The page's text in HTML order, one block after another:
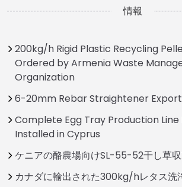
情報
200kg/h Rigid Plastic Recycling
Ordered by Armenia Waste
Organization
6-20mm Rebar Straightener
Complete Egg Tray Production
Installed in Cyprus
ケニアの酪農場向けSL-55-52干し草
カナダに輸出された300kg/hレタス洗